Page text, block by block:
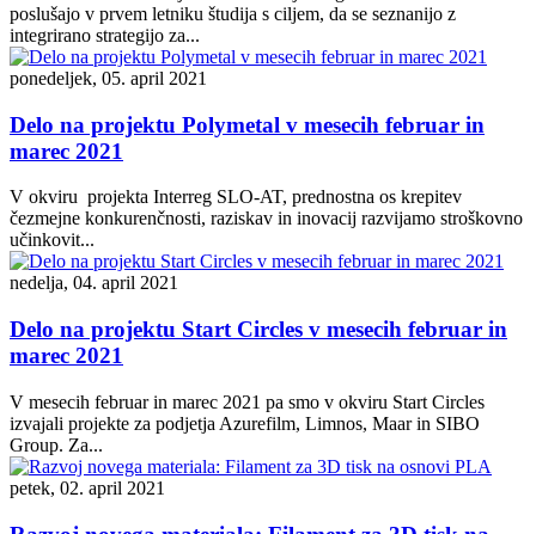
poslušajo v prvem letniku študija s ciljem, da se seznanijo z
integrirano strategijo za...
ponedeljek, 05. april 2021
Delo na projektu Polymetal v mesecih februar in
marec 2021
V okviru projekta Interreg SLO-AT, prednostna os krepitev
čezmejne konkurenčnosti, raziskav in inovacij razvijamo stroškovno
učinkovit...
nedelja, 04. april 2021
Delo na projektu Start Circles v mesecih februar in
marec 2021
V mesecih februar in marec 2021 pa smo v okviru Start Circles
izvajali projekte za podjetja Azurefilm, Limnos, Maar in SIBO
Group. Za...
petek, 02. april 2021